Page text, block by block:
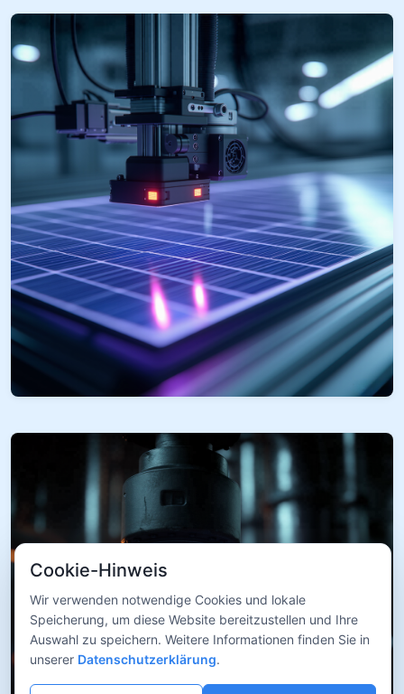
Cookie-Hinweis
Wir verwenden notwendige Cookies und lokale
Speicherung, um diese Website bereitzustellen und Ihre
Auswahl zu speichern. Weitere Informationen finden Sie in
unserer Datenschutzerklärung.